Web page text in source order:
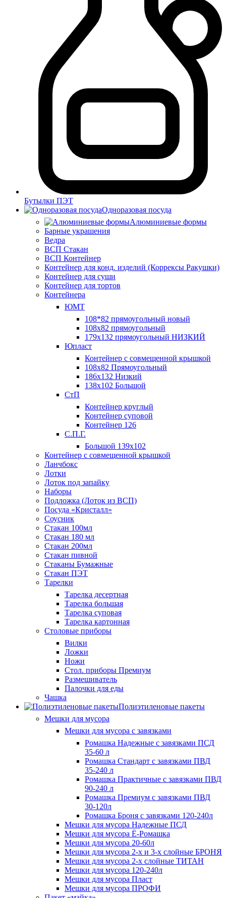
Бутылки ПЭТ
Одноразовая посуда
Алюминиевые формы
Барные украшения
Ведра
ВСП Стакан
ВСП Контейнер
Контейнер для конд. изделий (Коррексы Ракушки)
Контейнер для суши
Контейнер для тортов
Контейнера
ЮМТ
108*82 прямоугольный новый
108х82 прямоугольный
179х132 прямоугольный НИЗКИЙ
Юпласт
Контейнер с совмещенной крышкой
108х82 Прямоугольный
186х132 Низкий
138х102 Большой
СтП
Контейнер круглый
Контейнер суповой
Контейнер 126
С.П.Г.
Большой 139х102
Контейнер с совмещенной крышкой
Ланчбокс
Лотки
Лоток под запайку
Наборы
Подложка (Лоток из ВСП)
Посуда «Кристалл»
Соусник
Стакан 100мл
Стакан 180 мл
Стакан 200мл
Стакан пивной
Стаканы Бумажные
Стакан ПЭТ
Тарелки
Тарелка десертная
Тарелка большая
Тарелка суповая
Тарелка картонная
Столовые приборы
Вилки
Ложки
Ножи
Стол. приборы Премиум
Размешиватель
Палочки для еды
Чашка
Полиэтиленовые пакеты
Мешки для мусора
Мешки для мусора с завязками
Ромашка Надежные с завязками ПСД
35-60 л
Ромашка Стандарт с завязками ПВД
35-240 л
Ромашка Практичные с завязками ПВД
90-240 л
Ромашка Премиум с завязками ПВД
30-120л
Ромашка Броня с завязками 120-240л
Мешки для мусора Надежные ПСД
Мешки для мусора Ё-Ромашка
Мешки для мусора 20-60л
Мешки для мусора 2-х и 3-х слойные БРОНЯ
Мешки для мусора 2-х слойные ТИТАН
Мешки для мусора 120-240л
Мешки для мусора Пласт
Мешки для мусора ПРОФИ